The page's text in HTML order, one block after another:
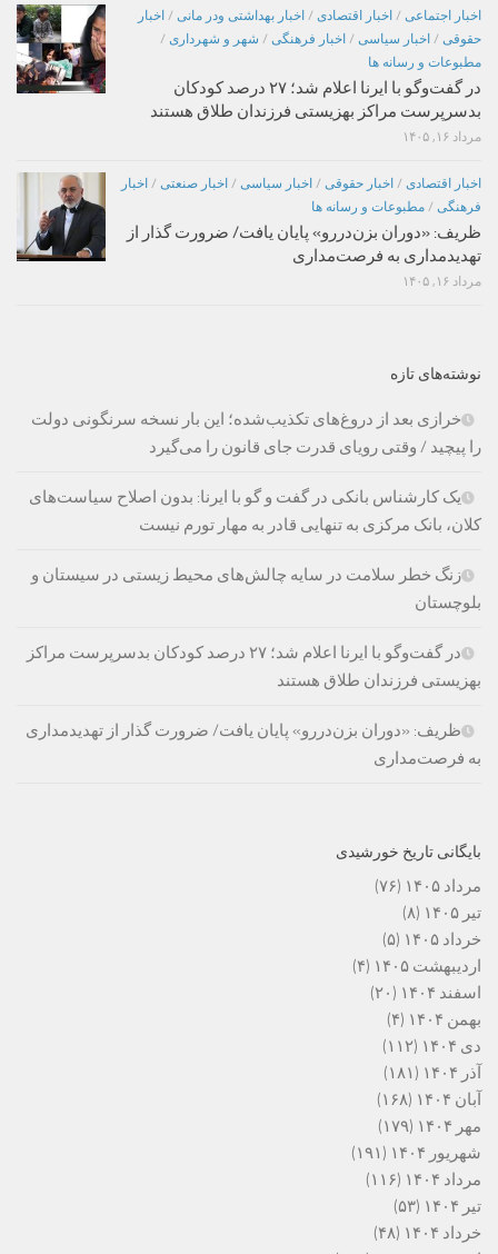
اخبار اجتماعی / اخبار اقتصادی / اخبار بهداشتی ودر مانی / اخبار
حقوقی / اخبار سیاسی / اخبار فرهنگی / شهر و شهرداری /
مطبوعات و رسانه ها
در گفت‌وگو با ایرنا اعلام شد؛ ۲۷ درصد کودکان
بدسرپرست مراکز بهزیستی فرزندان طلاق هستند
مرداد ۱۶, ۱۴۰۵
اخبار اقتصادی / اخبار حقوقی / اخبار سیاسی / اخبار صنعتی / اخبار
فرهنگی / مطبوعات و رسانه ها
ظریف: «دوران بزن‌دررو» پایان یافت/ ضرورت گذار از
تهدیدمداری به فرصت‌مداری
مرداد ۱۶, ۱۴۰۵
نوشته‌های تازه
خرازی بعد از دروغ‌های تکذیب‌شده؛ این بار نسخه سرنگونی دولت
را پیچید / وقتی رویای قدرت جای قانون را می‌گیرد
یک کارشناس بانکی در گفت و گو با ایرنا: بدون اصلاح سیاست‌های
کلان، بانک مرکزی به تنهایی قادر به مهار تورم نیست
زنگ خطر سلامت در سایه چالش‌های محیط زیستی در سیستان و
بلوچستان
در گفت‌وگو با ایرنا اعلام شد؛ ۲۷ درصد کودکان بدسرپرست مراکز
بهزیستی فرزندان طلاق هستند
ظریف: «دوران بزن‌دررو» پایان یافت/ ضرورت گذار از تهدیدمداری
به فرصت‌مداری
بایگانی تاریخ خورشیدی
مرداد ۱۴۰۵
(۷۶)
تیر ۱۴۰۵
(۸)
خرداد ۱۴۰۵
(۵)
اردیبهشت ۱۴۰۵
(۴)
اسفند ۱۴۰۴
(۲۰)
بهمن ۱۴۰۴
(۴)
دی ۱۴۰۴
(۱۱۲)
آذر ۱۴۰۴
(۱۸۱)
آبان ۱۴۰۴
(۱۶۸)
مهر ۱۴۰۴
(۱۷۹)
شهریور ۱۴۰۴
(۱۹۱)
مرداد ۱۴۰۴
(۱۱۶)
تیر ۱۴۰۴
(۵۳)
خرداد ۱۴۰۴
(۴۸)